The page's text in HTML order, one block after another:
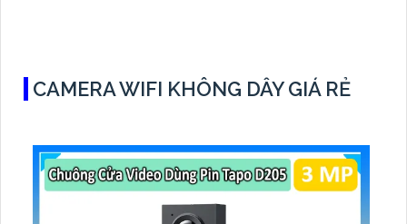
CAMERA WIFI KHÔNG DÂY GIÁ RẺ